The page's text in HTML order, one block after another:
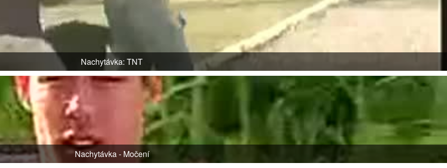
Nachytávka: TNT
Nachytávka - Močení